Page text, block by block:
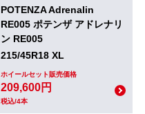
POTENZA Adrenalin
RE005 ポテンザ アドレナリ
ン RE005
215/45R18 XL
ホイールセット販売価格
209,600円
税込/4本